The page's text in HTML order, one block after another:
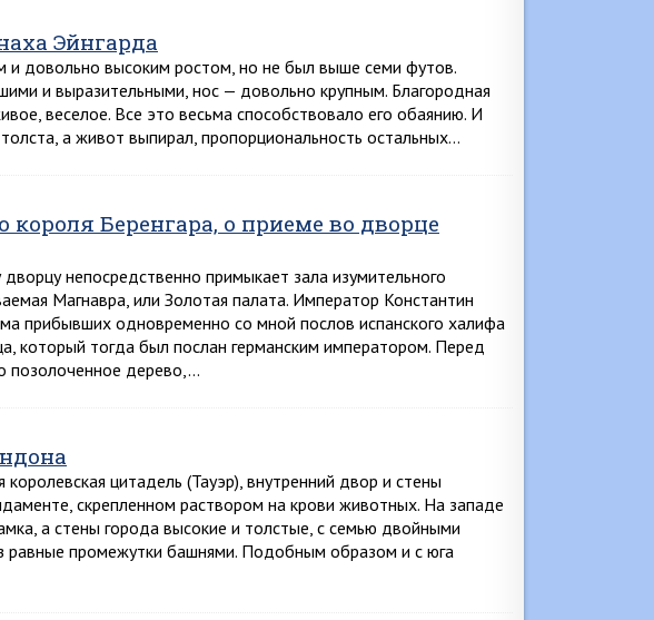
Эйнгарда
и довольно высоким ростом, но не был выше семи футов.
и выразительными, нос — довольно крупным. Благородная
веселое. Все это весьма способствовало его обаянию. И
а живот выпирал, пропорциональность остальных…
Беренгара, о приеме во дворце
непосредственно примыкает зала изумительного
Магнавра, или Золотая палата. Император Константин
прибывших одновременно со мной послов испанского халифа
который тогда был послан германским императором. Перед
позолоченное дерево,…
цитадель (Тауэр), внутренний двор и стены
скрепленном раствором на крови животных. На западе
а стены города высокие и толстые, с семью двойными
равные промежутки башнями. Подобным образом и с юга